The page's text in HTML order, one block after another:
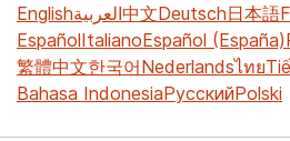
Englishالعربية中文Deutsch日本語
EspañolItalianoEspañol (España)
繁體中文한국어Nederlandsไทย
Bahasa IndonesiaРусскийPolski